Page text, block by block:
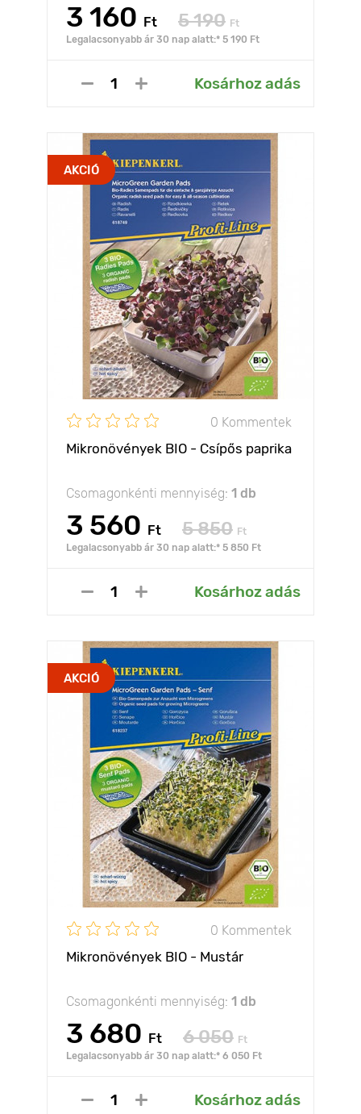
3 160 Ft 5 190 Ft
Legalacsonyabb ár 30 nap alatt:* 5 190 Ft
Kosárhoz adás
AKCIÓ
0 Kommentek
Mikronövények BIO - Csípős paprika
Csomagonkénti mennyiség: 1 db
3 560 Ft 5 850 Ft
Legalacsonyabb ár 30 nap alatt:* 5 850 Ft
Kosárhoz adás
AKCIÓ
0 Kommentek
Mikronövények BIO - Mustár
Csomagonkénti mennyiség: 1 db
3 680 Ft 6 050 Ft
Legalacsonyabb ár 30 nap alatt:* 6 050 Ft
Kosárhoz adás